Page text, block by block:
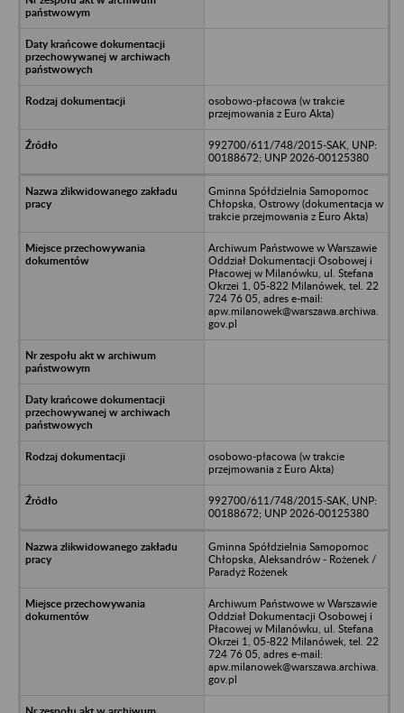
osobowo-płacowa (w trakcie
przejmowania z Euro Akta)
992700/611/748/2015-SAK, UNP:
00188672; UNP 2026-00125380
Gminna Spółdzielnia Samopomoc
Chłopska, Ostrowy (dokumentacja w
trakcie przejmowania z Euro Akta)
Archiwum Państwowe w Warszawie
Oddział Dokumentacji Osobowej i
Płacowej w Milanówku, ul. Stefana
Okrzei 1, 05-822 Milanówek, tel. 22
724 76 05, adres e-mail:
apw.milanowek@warszawa.archiwa.
gov.pl
osobowo-płacowa (w trakcie
przejmowania z Euro Akta)
992700/611/748/2015-SAK, UNP:
00188672; UNP 2026-00125380
Gminna Spółdzielnia Samopomoc
Chłopska, Aleksandrów - Rożenek /
Paradyż Rożenek
Archiwum Państwowe w Warszawie
Oddział Dokumentacji Osobowej i
Płacowej w Milanówku, ul. Stefana
Okrzei 1, 05-822 Milanówek, tel. 22
724 76 05, adres e-mail:
apw.milanowek@warszawa.archiwa.
gov.pl